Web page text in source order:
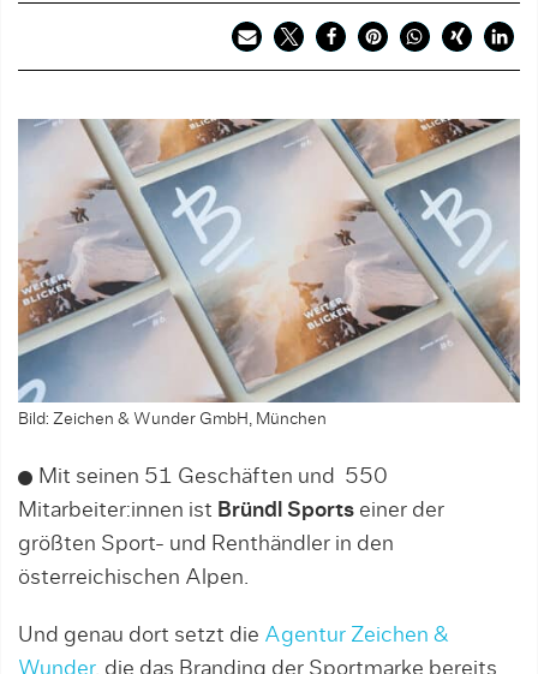
Bild: Zeichen & Wunder GmbH, München
Mit seinen 51 Geschäften und 550
Mitarbeiter:innen ist Bründl Sports einer der
größten Sport- und Renthändler in den
österreichischen Alpen.
Und genau dort setzt die Agentur Zeichen &
Wunder, die das Branding der Sportmarke bereits